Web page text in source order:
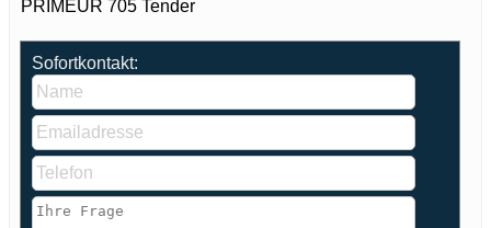
PRIMEUR 705 Tender
Sofortkontakt: